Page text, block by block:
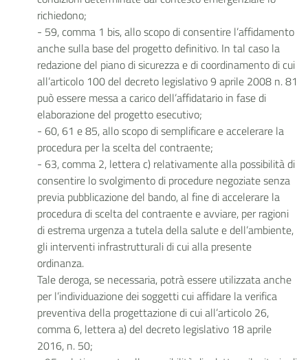
richiedono;
- 59, comma 1 bis, allo scopo di consentire l’affidamento
anche sulla base del progetto definitivo. In tal caso la
redazione del piano di sicurezza e di coordinamento di cui
all’articolo 100 del decreto legislativo 9 aprile 2008 n. 81
può essere messa a carico dell’affidatario in fase di
elaborazione del progetto esecutivo;
- 60, 61 e 85, allo scopo di semplificare e accelerare la
procedura per la scelta del contraente;
- 63, comma 2, lettera c) relativamente alla possibilità di
consentire lo svolgimento di procedure negoziate senza
previa pubblicazione del bando, al fine di accelerare la
procedura di scelta del contraente e avviare, per ragioni
di estrema urgenza a tutela della salute e dell’ambiente,
gli interventi infrastrutturali di cui alla presente
ordinanza.
Tale deroga, se necessaria, potrà essere utilizzata anche
per l’individuazione dei soggetti cui affidare la verifica
preventiva della progettazione di cui all’articolo 26,
comma 6, lettera a) del decreto legislativo 18 aprile
2016, n. 50;